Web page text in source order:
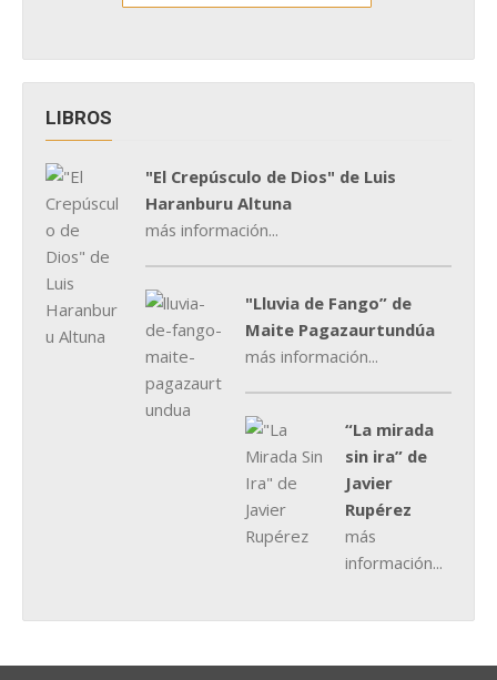
LIBROS
"El Crepúsculo de Dios" de Luis
Haranburu Altuna
más información...
"Lluvia de Fango” de
Maite Pagazaurtundúa
más información...
“La mirada
sin ira” de
Javier
Rupérez
más
información...